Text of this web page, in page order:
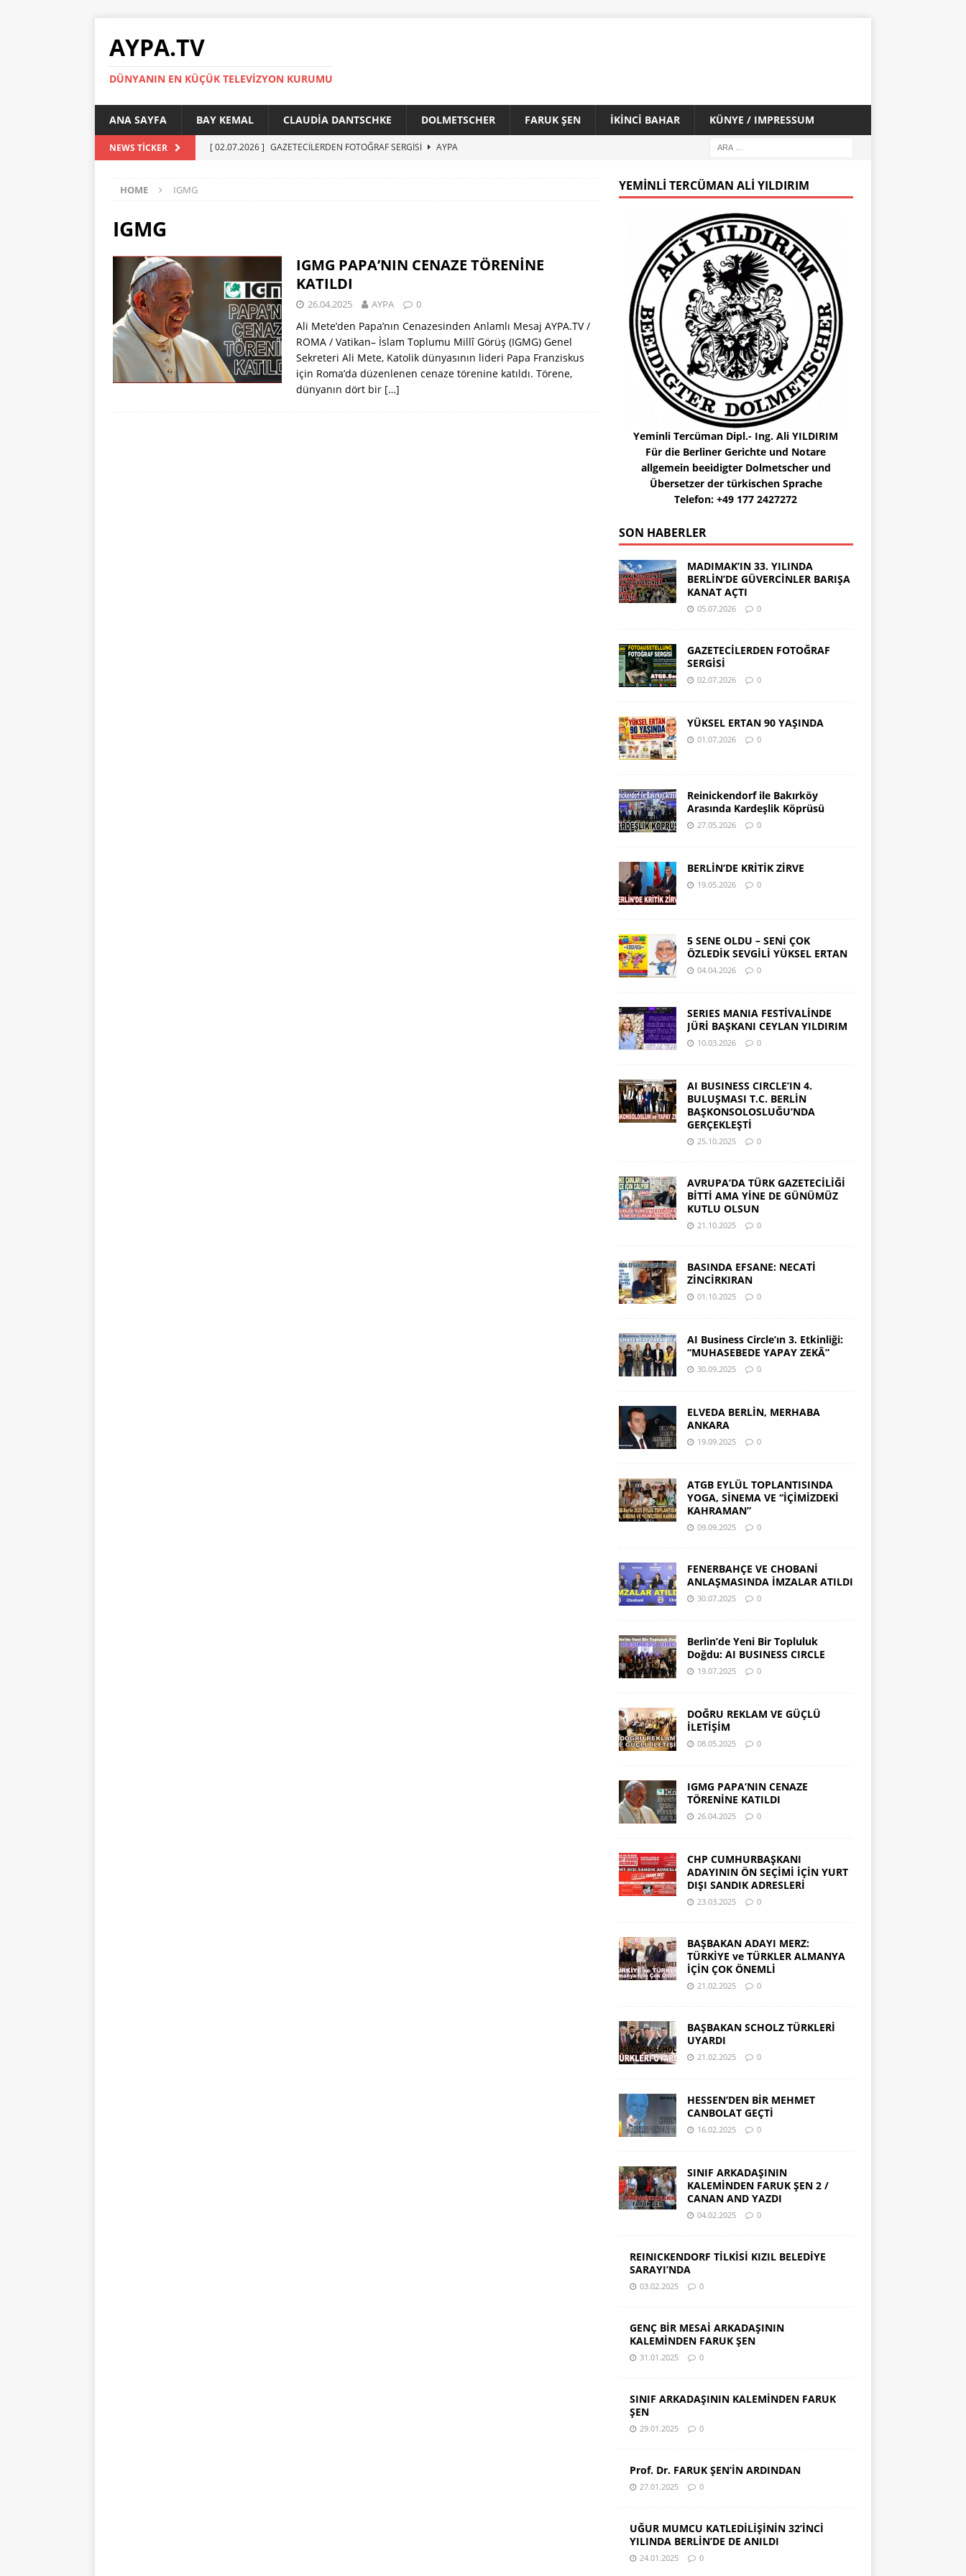
AYPA.TV
DÜNYANIN EN KÜÇÜK TELEVIZYON KURUMU
ANA SAYFA BAY KEMAL CLAUDIA DANTSCHKE DOLMETSCHER FARUK ŞEN İKİNCİ BAHAR KÜNYE / IMPRESSUM
NEWS TICKER [ 02.07.2026 ] GAZETECİLERDEN FOTOĞRAF SERGİSİ
AYPA
HOME IGMG
IGMG
IGMG PAPA’NIN CENAZE TÖRENİNE
KATILDI
26.04.2025 AYPA 0
Ali Mete’den Papa’nın Cenazesinden Anlamlı Mesaj AYPA.TV /
ROMA / Vatikan– İslam Toplumu Millî Görüş (IGMG) Genel
Sekreteri Ali Mete, Katolik dünyasının lideri Papa Franziskus
için Roma’da düzenlenen cenaze törenine katıldı. Törene,
dünyanın dört bir […]
YEMINLI TERCÜMAN ALI YILDIRIM
Yeminli Tercüman Dipl.- Ing. Ali YILDIRIM
Für die Berliner Gerichte und Notare
allgemein beeidigter Dolmetscher und
Übersetzer der türkischen Sprache
Telefon: +49 177 2427272
SON HABERLER
MADIMAK’IN 33. YILINDA
BERLİN’DE GÜVERCİNLER BARIŞA
KANAT AÇTI
05.07.2026 0
GAZETECİLERDEN FOTOĞRAF
SERGİSİ
02.07.2026 0
YÜKSEL ERTAN 90 YAŞINDA
01.07.2026 0
Reinickendorf ile Bakırköy
Arasında Kardeşlik Köprüsü
27.05.2026 0
BERLİN’DE KRİTİK ZİRVE
19.05.2026 0
5 SENE OLDU – SENİ ÇOK
ÖZLEDİK SEVGİLİ YÜKSEL ERTAN
04.04.2026 0
SERIES MANIA FESTİVALİNDE
JÜRİ BAŞKANI CEYLAN YILDIRIM
10.03.2026 0
AI BUSINESS CIRCLE’IN 4.
BULUŞMASI T.C. BERLİN
BAŞKONSOLOSLUĞU’NDA
GERÇEKLEŞTİ
25.10.2025 0
AVRUPA’DA TÜRK GAZETECİLİĞİ
BİTTİ AMA YİNE DE GÜNÜMÜZ
KUTLU OLSUN
21.10.2025 0
BASINDA EFSANE: NECATİ
ZİNCİRKIRAN
01.10.2025 0
AI Business Circle’ın 3. Etkinliği:
“MUHASEBEDE YAPAY ZEKÂ”
30.09.2025 0
ELVEDA BERLİN, MERHABA
ANKARA
19.09.2025 0
ATGB EYLÜL TOPLANTISINDA
YOGA, SİNEMA VE “İÇİMİZDEKİ
KAHRAMAN”
09.09.2025 0
FENERBAHÇE VE CHOBANİ
ANLAŞMASINDA İMZALAR ATILDI
30.07.2025 0
Berlin’de Yeni Bir Topluluk
Doğdu: AI BUSINESS CIRCLE
19.07.2025 0
DOĞRU REKLAM VE GÜÇLÜ
İLETİŞİM
08.05.2025 0
IGMG PAPA’NIN CENAZE
TÖRENİNE KATILDI
26.04.2025 0
CHP CUMHURBAŞKANI
ADAYININ ÖN SEÇİMİ İÇİN YURT
DIŞI SANDIK ADRESLERİ
23.03.2025 0
BAŞBAKAN ADAYI MERZ:
TÜRKİYE ve TÜRKLER ALMANYA
İÇİN ÇOK ÖNEMLİ
21.02.2025 0
BAŞBAKAN SCHOLZ TÜRKLERİ
UYARDI
21.02.2025 0
HESSEN’DEN BİR MEHMET
CANBOLAT GEÇTİ
16.02.2025 0
SINIF ARKADAŞININ
KALEMİNDEN FARUK ŞEN 2 /
CANAN AND YAZDI
04.02.2025 0
REINICKENDORF TİLKİSİ KIZIL BELEDİYE
SARAYI’NDA
03.02.2025 0
GENÇ BİR MESAİ ARKADAŞININ
KALEMİNDEN FARUK ŞEN
31.01.2025 0
SINIF ARKADAŞININ KALEMİNDEN FARUK
ŞEN
29.01.2025 0
Prof. Dr. FARUK ŞEN’İN ARDINDAN
27.01.2025 0
UĞUR MUMCU KATLEDİLİŞİNİN 32’İNCİ
YILINDA BERLİN’DE DE ANILDI
24.01.2025 0